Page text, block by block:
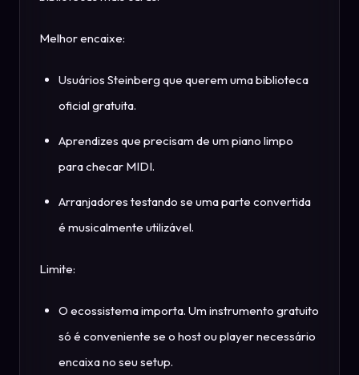
Melhor encaixe:
Usuários Steinberg que querem uma biblioteca
oficial gratuita.
Aprendizes que precisam de um piano limpo
para checar MIDI.
Arranjadores testando se uma parte convertida
é musicalmente utilizável.
Limite:
O ecossistema importa. Um instrumento gratuito
só é conveniente se o host ou player necessário
encaixa no seu setup.